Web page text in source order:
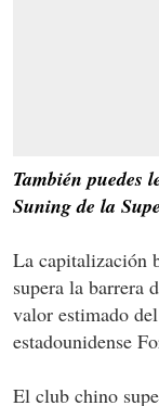
También puedes
Suning de la
La capitalización
supera la barrera
valor estimado del
estadounidense
El club chino